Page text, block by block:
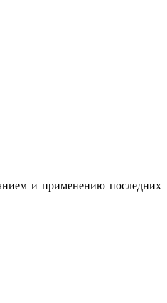
и применению последних